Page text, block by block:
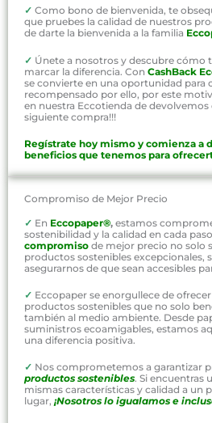
✓ Como bono de bienvenida, te
que pruebes la calidad de nuestros
de darte la bienvenida a la familia
✓ Únete a nosotros y descubre cómo
marcar la diferencia. Con CashBack
se convierte en una oportunidad para
recompensado por ello, por este
en nuestra Eccotienda de devolvemos
siguiente compra!!!
Regístrate hoy mismo y comienza a
beneficios que tenemos para
Compromiso de Mejor Precio
✓ En Eccopaper®, estamos
sostenibilidad y la calidad en cada
compromiso de mejor precio no solo
productos sostenibles excepcionales,
asegurarnos de que sean accesibles
✓ Eccopaper se enorgullece de
productos sostenibles que no solo
también al medio ambiente. Desde
suministros ecoamigables, estamos
una diferencia positiva.
✓ Nos comprometemos a garantizar
productos sostenibles. Si encuentras
mismas características y calidad a un
lugar, ¡Nosotros lo igualamos e